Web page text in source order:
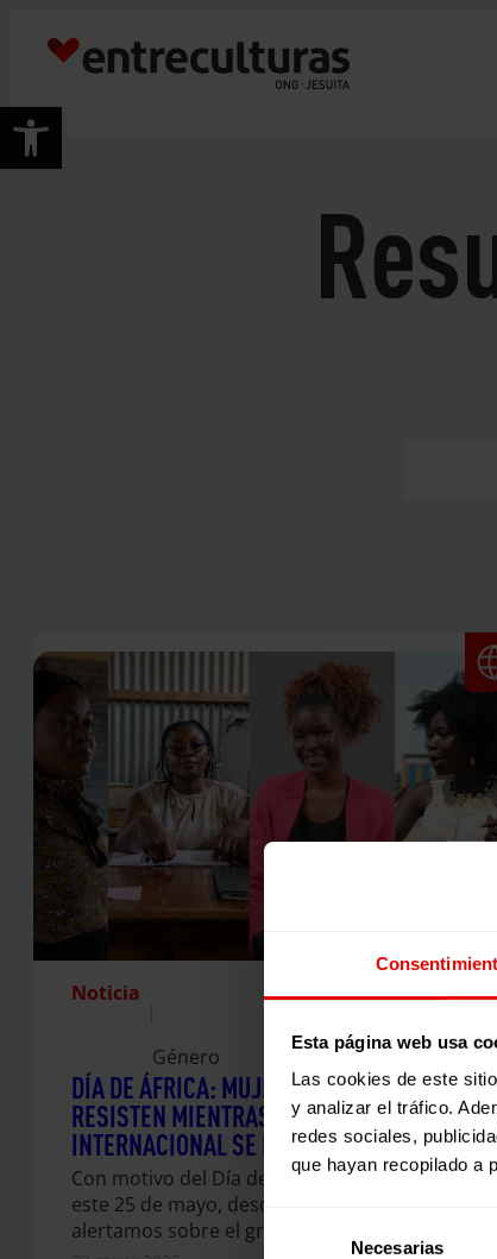
Esta página web usa
Las cookies de este
y analizar el tráfico.
redes sociales,
que hayan recopilado a
Necesarias
Abrir barra de herramientas
Noticia
Género
DÍA DE ÁFRICA: MUJERES AFRICANAS
RESISTEN MIENTRAS LA FINANCIACIÓN
INTERNACIONAL SE REDUCE
Con motivo del Día de África, que se celebra
este 25 de mayo, desde Entreculturas
alertamos sobre el grave impacto…